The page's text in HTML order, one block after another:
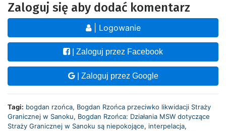
Zaloguj się aby dodać komentarz
| Logowanie
| Zaloguj przez Facebook
| Zaloguj przez Google
Tagi: bogdan rzońca, Bogdan Rzońca przeciwko likwidacji Straży
Granicznej w Sanoku, Bogdan Rzońca: Działania MSW dotyczące
Straży Granicznej w Sanoku są niepokojące, interpelacja,